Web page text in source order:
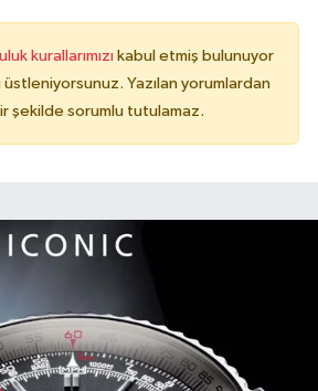
kurallarımızı kabul etmiş bulunuyor
Yazılan yorumlardan
şekilde sorumlu tutulamaz.